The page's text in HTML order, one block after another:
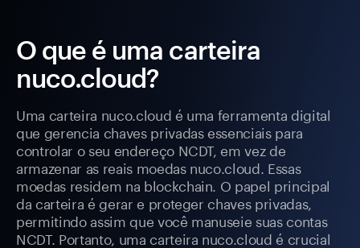
O que é uma carteira
nuco.cloud?
Uma carteira nuco.cloud é uma ferramenta digital
que gerencia chaves privadas essenciais para
controlar o seu endereço NCDT, em vez de
armazenar as reais moedas nuco.cloud. Essas
moedas residem na blockchain. O papel principal
da carteira é gerar e proteger chaves privadas,
permitindo assim que você manuseie suas contas
NCDT. Portanto, uma carteira nuco.cloud é crucial